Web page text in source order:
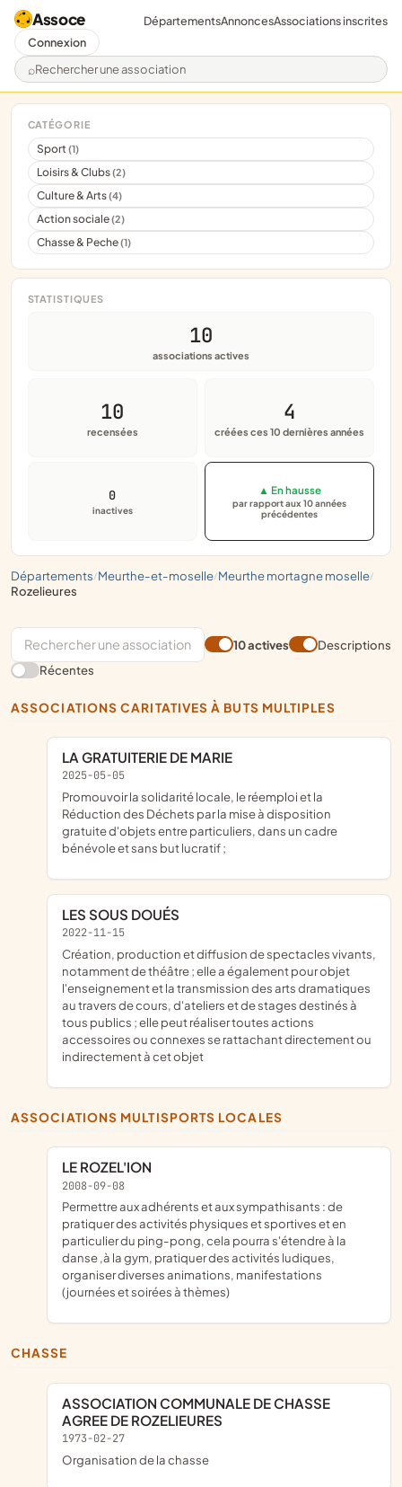
Assoce
Rechercher une association
DépartementsAnnoncesAssociations inscrites
Connexion
départements/ meurthe-et-moselle/ meurthe mortagne moselle/
rozelieures
CATÉGORIE
Sport(1)
Loisirs & Clubs(2)
Culture & Arts(4)
Action sociale(2)
Chasse & Peche(1)
STATISTIQUES
10
associations actives
10
recensées
4
créées ces 10 dernières années
0
inactives
▲ En hausse
par rapport aux 10 années
précédentes
10 actives
Descriptions
Récentes
ASSOCIATIONS CARITATIVES À BUTS MULTIPLES
LA GRATUITERIE DE MARIE
2025-05-05
promouvoir la solidarité locale, le réemploi et la
Réduction des Déchets par la mise à disposition
gratuite d'objets entre particuliers, dans un cadre
bénévole et sans but lucratif ;
LES SOUS DOUÉS
2022-11-15
création, production et diffusion de spectacles vivants,
notamment de théâtre ; elle a également pour objet
l'enseignement et la transmission des arts dramatiques
au travers de cours, d'ateliers et de stages destinés à
tous publics ; elle peut réaliser toutes actions
accessoires ou connexes se rattachant directement ou
indirectement à cet objet
ASSOCIATIONS MULTISPORTS LOCALES
LE ROZEL'ION
2008-09-08
permettre aux adhérents et aux sympathisants : de
pratiquer des activités physiques et sportives et en
particulier du ping-pong, cela pourra s'étendre à la
danse ,à la gym, pratiquer des activités ludiques,
organiser diverses animations, manifestations
(journées et soirées à thèmes)
CHASSE
ASSOCIATION COMMUNALE DE CHASSE
AGREE DE ROZELIEURES
1973-02-27
organisation de la chasse